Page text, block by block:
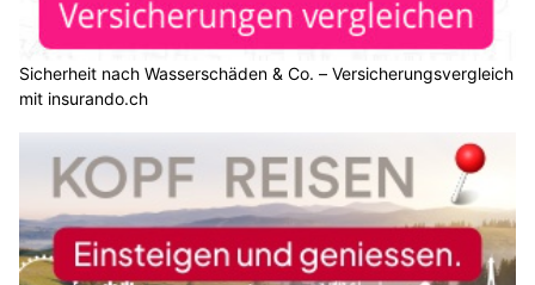
Sicherheit nach Wasserschäden & Co. – Versicherungsvergleich
mit insurando.ch